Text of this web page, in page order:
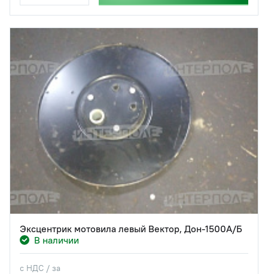
Эксцентрик мотовила левый Вектор, Дон-1500А/Б
В наличии
с НДС / за